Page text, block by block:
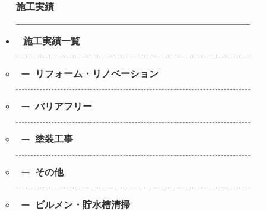
施工実績
施工実績一覧
リフォーム・リノベーション
バリアフリー
塗装工事
その他
ビルメン・貯水槽清掃